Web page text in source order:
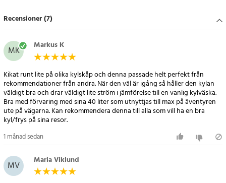
- Nominell strömförbrukning 45W
- Den maximala märkströmmen är 3,75A / 1,87A
- Enhetens yttre mått: 445,0 (höjd) x 363,9 (bredd) x 618,6 (längd)
mm
- Kylkammarens interna dimensioner: 360,0x296,8x283,6mm plus
200,0x163,7x283,6mm
* - DC 12V strömförsörjning vid en omgivningstemperatur på 25 ° C
Modell AD 8077 / AD8077
Artikelnummer
Recensioner (7)
MK Markus K
Kikat runt lite på olika kylskåp och denna passade helt perfekt från
rekommendationer från andra. När den väl är igång så håller den kylan
väldigt bra och drar väldigt lite ström i jämförelse till en vanlig kylväska.
Bra med förvaring med sina 40 liter som utnyttjas till max på äventyren
ute på vägarna. Kan rekommendera denna till alla som vill ha en bra
kyl/frys på sina resor.
1 månad sedan
MV Maria Viklund